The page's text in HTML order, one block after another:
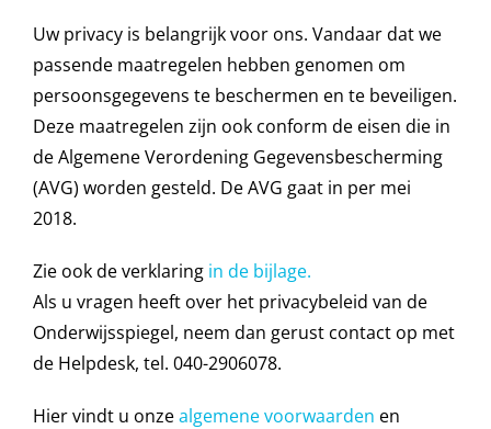
Uw privacy is belangrijk voor ons. Vandaar dat we
passende maatregelen hebben genomen om
persoonsgegevens te beschermen en te beveiligen.
Deze maatregelen zijn ook conform de eisen die in
de Algemene Verordening Gegevensbescherming
(AVG) worden gesteld. De AVG gaat in per mei
2018.
Zie ook de verklaringin de bijlage.
Als u vragen heeft over het privacybeleid van de
Onderwijsspiegel, neem dan gerust contact op met
de Helpdesk, tel. 040-2906078.
Hier vindt u onzealgemene voorwaarden en